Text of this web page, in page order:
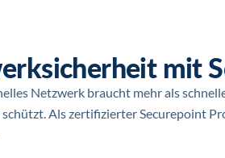
mit
Netzwerk braucht mehr als
Als zertifizierter Securepoint